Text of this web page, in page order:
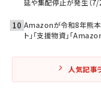
延や集配停止が発生（7/
Amazonが令和8年熊本
ト」「支援物資」「
人気記事